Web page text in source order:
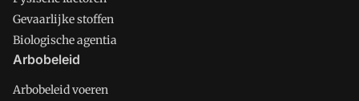
Gevaarlijke stoffen
Biologische agentia
Arbobeleid
Arbobeleid voeren